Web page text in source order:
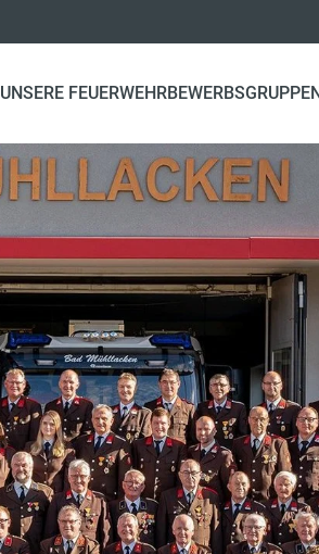
UNSERE FEUERWEHR